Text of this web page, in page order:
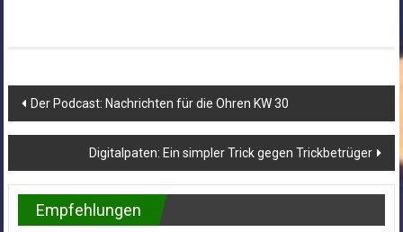
Beitragsnavigation
Der Podcast: Nachrichten für die Ohren KW 30
Digitalpaten: Ein simpler Trick gegen Trickbetrüger
Empfehlungen